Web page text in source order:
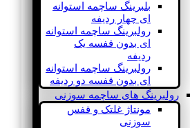
بلبرینگ ساچمه استوانه
ای چهار ردیفه
رولبرینگ ساچمه استوانه
ای بدون قفسه یک
ردیفه
رولبرینگ ساچمه استوانه
ای بدون قفسه دو ردیفه
رولبرینگ های ساچمه سوزنی
مونتاژ غلتک و قفس
سوزنی